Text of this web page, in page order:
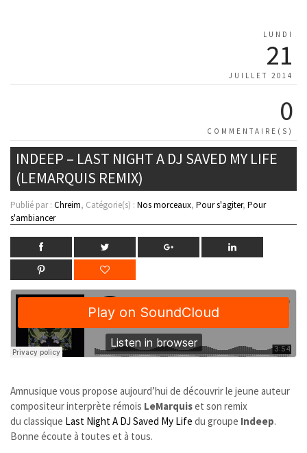
LUNDI
21
JUILLET 2014
0
COMMENTAIRE(S)
INDEEP – LAST NIGHT A DJ SAVED MY LIFE
(LEMARQUIS REMIX)
Publié par : Chreim, Catégorie(s) : Nos morceaux, Pour s'agiter, Pour
s'ambiancer
Amnusique vous propose aujourd’hui de découvrir le jeune auteur
compositeur interprète rémois LeMarquiset son remix
du classique Last Night A DJ Saved My Life du groupe Indeep.
Bonne écoute à toutes et à tous.